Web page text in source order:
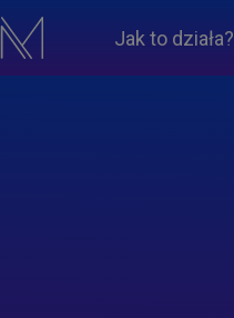
Jak to działa?